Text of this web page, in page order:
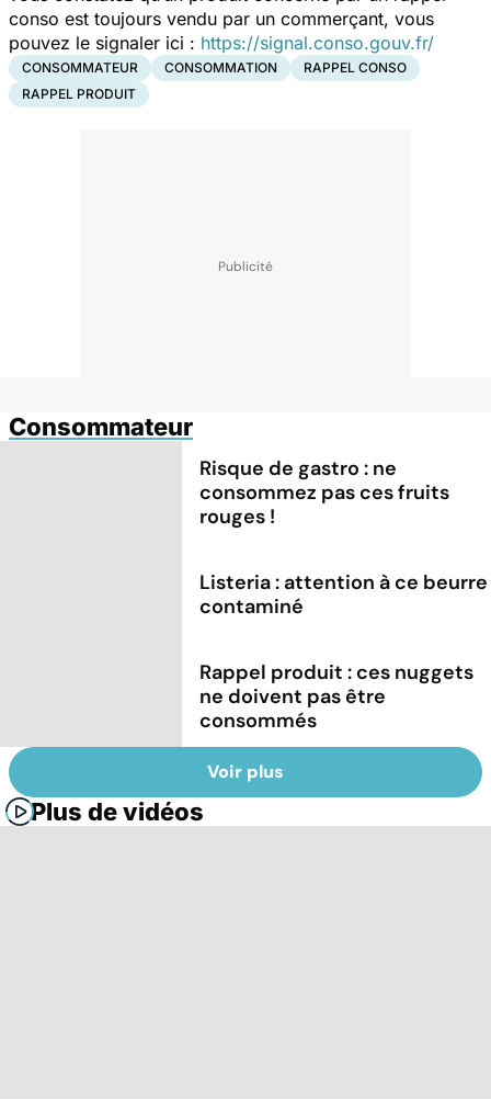
conso est toujours vendu par un commerçant, vous
pouvez le signaler ici : https://signal.conso.gouv.fr/
CONSOMMATEUR CONSOMMATION
RAPPEL CONSO
RAPPEL PRODUIT
Consommateur
Risque de gastro : ne
consommez pas ces fruits
rouges !
Listeria : attention à ce beurre
contaminé
Rappel produit : ces nuggets
ne doivent pas être
consommés
Voir plus
Plus de vidéos